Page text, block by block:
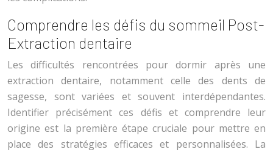
Comprendre les défis du sommeil Post-
Extraction dentaire
Les difficultés rencontrées pour dormir après une
extraction dentaire, notamment celle des dents de
sagesse, sont variées et souvent interdépendantes.
Identifier précisément ces défis et comprendre leur
origine est la première étape cruciale pour mettre en
place des stratégies efficaces et personnalisées. La